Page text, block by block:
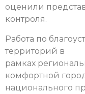
оценили
контроля.
Работа по
территорий в
рамках
комфортной
национального